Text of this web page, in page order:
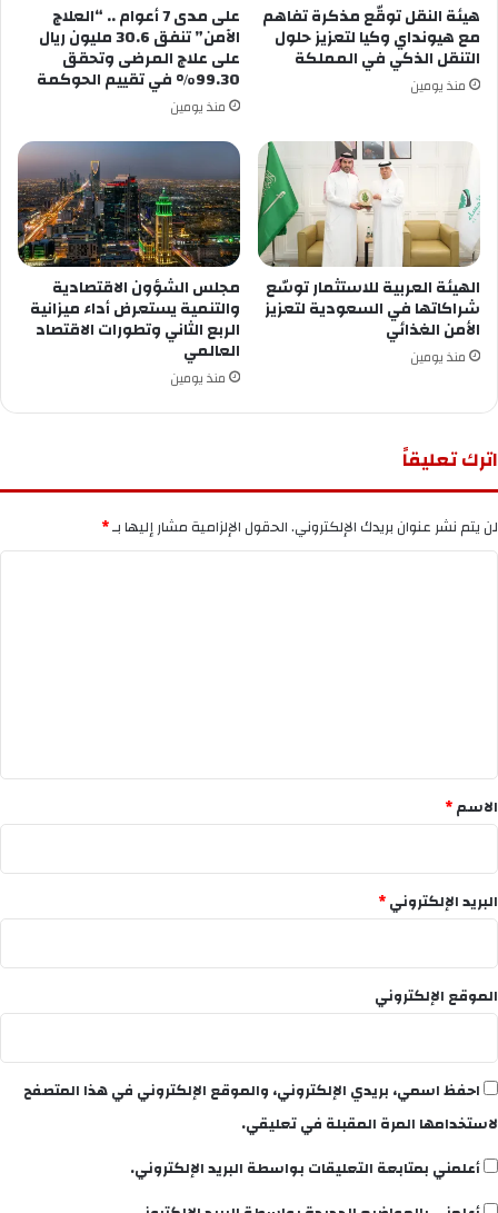
هيئة النقل توقّع مذكرة تفاهم
مع هيونداي وكيا لتعزيز حلول
التنقل الذكي في المملكة
منذ يومين
على مدى 7 أعوام .. “العلاج
الآمن” تنفق 30.6 مليون ريال
على علاج المرضى وتحقق
99.30% في تقييم الحوكمة
منذ يومين
الهيئة العربية للاستثمار توسّع
شراكاتها في السعودية لتعزيز
الأمن الغذائي
منذ يومين
مجلس الشؤون الاقتصادية
والتنمية يستعرض أداء ميزانية
الربع الثاني وتطورات الاقتصاد
العالمي
منذ يومين
اترك تعليقاً
لن يتم نشر عنوان بريدك الإلكتروني.الحقول الإلزامية مشار إليها بـ*
*
الاسم*
البريد الإلكتروني*
الموقع الإلكتروني
احفظ اسمي، بريدي الإلكتروني، والموقع الإلكتروني في هذا المتصفح
لاستخدامها المرة المقبلة في تعليقي.
أعلمني بمتابعة التعليقات بواسطة البريد الإلكتروني.